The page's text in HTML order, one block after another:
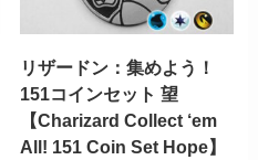
リザードン：集めよう！
151コインセット 望
【Charizard Collect ‘em
All! 151 Coin Set Hope】